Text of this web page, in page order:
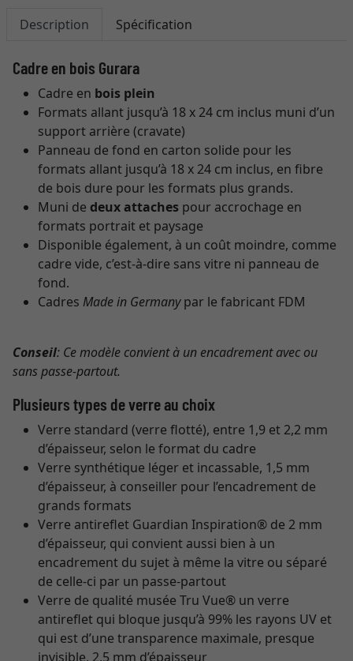
Description Spécification
Cadre en bois Gurara
Cadre en bois plein
Formats allant jusqu’à 18 x 24 cm inclus muni d’un
support arrière (cravate)
Panneau de fond en carton solide pour les
formats allant jusqu’à 18 x 24 cm inclus, en fibre
de bois dure pour les formats plus grands.
Muni de deux attaches pour accrochage en
formats portrait et paysage
Disponible également, à un coût moindre, comme
cadre vide, c’est-à-dire sans vitre ni panneau de
fond.
Cadres Made in Germanypar le fabricant FDM
Conseil: Ce modèle convient à un encadrement avec ou
sans passe-partout.
Plusieurs types de verre au choix
Verre standard (verre flotté), entre 1,9 et 2,2 mm
d’épaisseur, selon le format du cadre
Verre synthétique léger et incassable, 1,5 mm
d’épaisseur, à conseiller pour l’encadrement de
grands formats
Verre antireflet Guardian Inspiration® de 2 mm
d’épaisseur, qui convient aussi bien à un
encadrement du sujet à même la vitre ou séparé
de celle-ci par un passe-partout
Verre de qualité musée Tru Vue® un verre
antireflet qui bloque jusqu’à 99% les rayons UV et
qui est d’une transparence maximale, presque
invisible, 2,5 mm d’épaisseur